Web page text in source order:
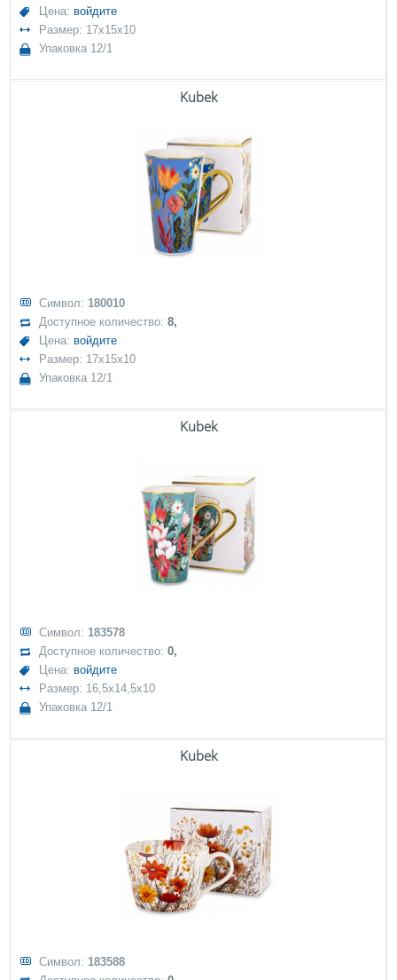
Цена: войдите
Размер: 17x15x10
Упаковка 12/1
Kubek
Символ: 180010
Доступное количество:8,
Цена: войдите
Размер: 17x15x10
Упаковка 12/1
Kubek
Символ: 183578
Доступное количество:0,
Цена: войдите
Размер: 16,5x14,5x10
Упаковка 12/1
Kubek
Символ: 183588